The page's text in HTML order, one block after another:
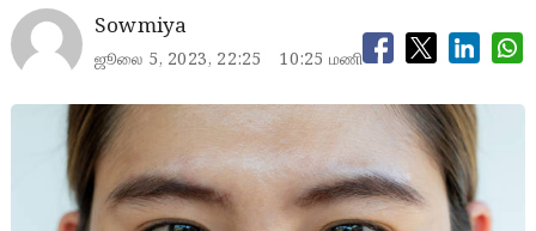
Sowmiya
ஜூலை 5, 2023, 22:25 10:25 மணி